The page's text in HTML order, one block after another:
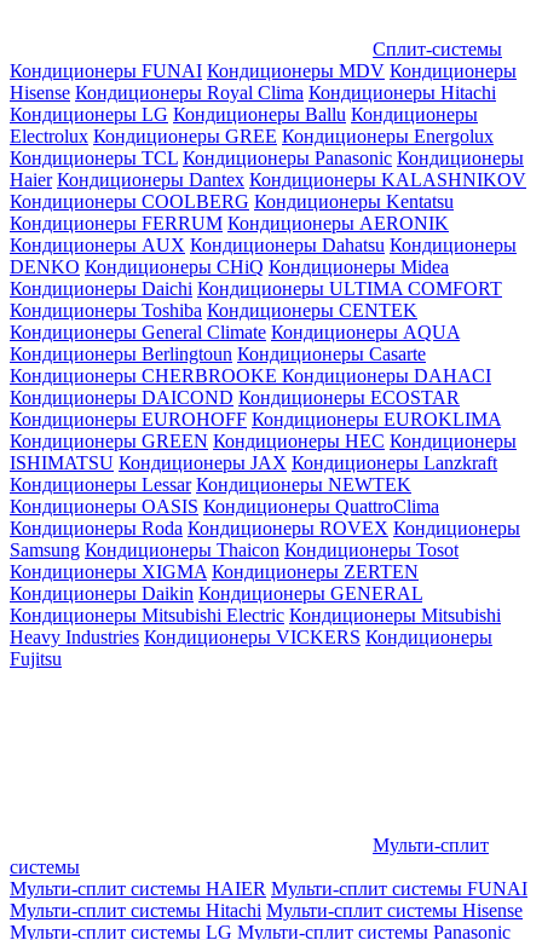
Сплит-системы
Кондиционеры FUNAI Кондиционеры MDV Кондиционеры
Hisense Кондиционеры Royal Clima Кондиционеры Hitachi
Кондиционеры LG Кондиционеры Ballu Кондиционеры
Electrolux Кондиционеры GREE Кондиционеры Energolux
Кондиционеры TCL Кондиционеры Panasonic Кондиционеры
Haier Кондиционеры Dantex Кондиционеры KALASHNIKOV
Кондиционеры СOOLBERG Кондиционеры Kentatsu
Кондиционеры FERRUM Кондиционеры AERONIK
Кондиционеры AUX Кондиционеры Dahatsu Кондиционеры
DENKO Кондиционеры CHiQ Кондиционеры Midea
Кондиционеры Daichi Кондиционеры ULTIMA COMFORT
Кондиционеры Toshiba Кондиционеры CENTEK
Кондиционеры General Climate Кондиционеры AQUA
Кондиционеры Berlingtoun Кондиционеры Casarte
Кондиционеры CHERBROOKE Кондиционеры DAHACI
Кондиционеры DAICOND Кондиционеры ECOSTAR
Кондиционеры EUROHOFF Кондиционеры EUROKLIMA
Кондиционеры GREEN Кондиционеры HEC Кондиционеры
ISHIMATSU Кондиционеры JAX Кондиционеры Lanzkraft
Кондиционеры Lessar Кондиционеры NEWTEK
Кондиционеры OASIS Кондиционеры QuattroClima
Кондиционеры Roda Кондиционеры ROVEX Кондиционеры
Samsung Кондиционеры Thaicon Кондиционеры Tosot
Кондиционеры XIGMA Кондиционеры ZERTEN
Кондиционеры Daikin Кондиционеры GENERAL
Кондиционеры Mitsubishi Electric Кондиционеры Mitsubishi
Heavy Industries Кондиционеры VICKERS Кондиционеры
Fujitsu
Мульти-сплит
системы
Мульти-сплит системы HAIER Мульти-сплит системы FUNAI
Мульти-сплит системы Hitachi Мульти-сплит системы Hisense
Мульти-сплит системы LG Мульти-сплит системы Panasonic